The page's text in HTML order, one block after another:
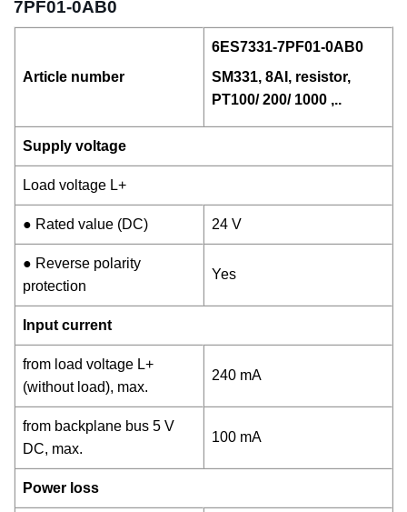
7PF01-0AB0
Article number
6ES7331-7PF01-0AB0
SM331, 8AI, resistor,
PT100/ 200/ 1000 ,..
Supply voltage
Load voltage L+
● Rated value (DC) 24 V
● Reverse polarity
protection
Yes
Input current
from load voltage L+
(without load), max.
240 mA
from backplane bus 5 V
DC, max.
100 mA
Power loss